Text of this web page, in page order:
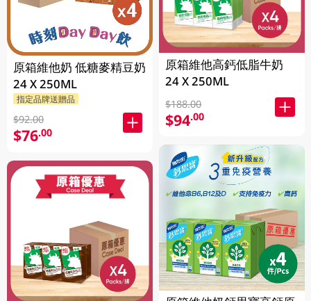
原箱維他奶 低糖麥精豆奶
24 X 250ML
指定品牌送贈品
$92.00
$76.00
原箱維他高鈣低脂牛奶
24 X 250ML
$188.00
$94.00